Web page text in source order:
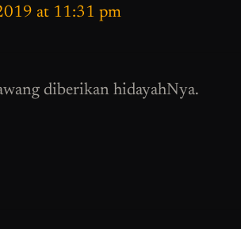
at 11:31 pm
diberikan hidayahNya.